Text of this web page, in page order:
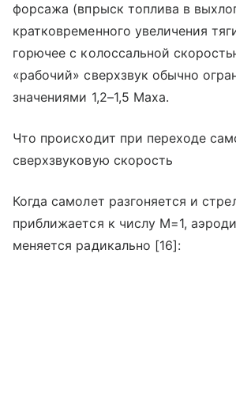
форсажа (впрыск топлива в
кратковременного увеличения
горючее с колоссальной
«рабочий» сверхзвук обычно
значениями 1,2–1,5 Маха.
Что происходит при переходе
сверхзвуковую скорость
Когда самолет разгоняется и
приближается к числу М=1,
меняется радикально [16]: